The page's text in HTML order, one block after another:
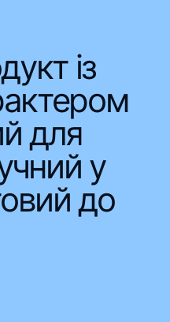
із
для
у
до